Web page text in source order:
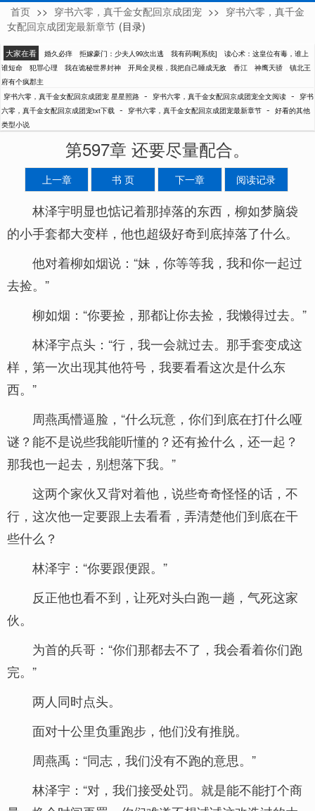
星星照路
首页 >> 穿书六零，真千金女配回京成团宠 >> 穿书六零，真千金
女配回京成团宠最新章节 (目录)
大家在看 婚久必痒 拒嫁豪门：少夫人99次出逃 我有药啊[系统]
读心术：这皇位有毒，谁上
谁短命
犯罪心理 我在诡秘世界封神 开局全灵根，我把自己睡成无敌 香江 神鹰天骄
镇北王
府有个疯郡主
穿书六零，真千金女配回京成团宠 星星照路 - 穿书六零，真千金女配回京成团宠全文阅读 -
穿书
六零，真千金女配回京成团宠txt下载 - 穿书六零，真千金女配回京成团宠最新章节 - 好看的其他
类型小说
第597章 还要尽量配合。
上一章 书 页 下一章 阅读记录
林泽宇明显也惦记着那掉落的东西，柳如梦脑袋
的小手套都大变样，他也超级好奇到底掉落了什么。
他对着柳如烟说：“妹，你等等我，我和你一起过
去捡。”
柳如烟：“你要捡，那都让你去捡，我懒得过去。”
林泽宇点头：“行，我一会就过去。那手套变成这
样，第一次出现其他符号，我要看看这次是什么东
西。”
周燕禹懵逼脸，“什么玩意，你们到底在打什么哑
谜？能不是说些我能听懂的？还有捡什么，还一起？
那我也一起去，别想落下我。”
这两个家伙又背对着他，说些奇奇怪怪的话，不
行，这次他一定要跟上去看看，弄清楚他们到底在干
些什么？
林泽宇：“你要跟便跟。”
反正他也看不到，让死对头白跑一趟，气死这家
伙。
为首的兵哥：“你们那都去不了，我会看着你们跑
完。”
两人同时点头。
面对十公里负重跑步，他们没有推脱。
周燕禹：“同志，我们没有不跑的意思。”
林泽宇：“对，我们接受处罚。就是能不能打个商